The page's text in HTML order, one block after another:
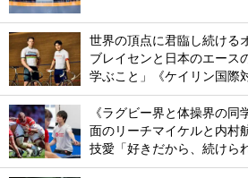
世界の頂点に君臨し続ける
ブレイセンと日本のエース
学ぶこと」《ケイリン国際
《ラグビー界と体操界の
面のリーチマイケルと内村
技愛「好きだから、続けら